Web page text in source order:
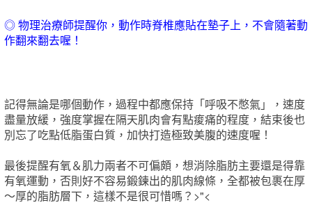
◎ 物理治療師提醒你，動作時脊椎應貼在墊子上，不會隨著動
作翻來翻去喔！
記得無論是哪個動作，過程中都應保持「呼吸不憋氣」，速度
盡量放緩，強度掌握在隔天肌肉會有點痠痛的程度，結束後也
別忘了吃點低脂蛋白質，加快打造極致美腹的速度喔！
最後提醒有氧＆肌力兩者不可偏頗，想消除脂肪主要還是得靠
有氧運動，否則好不容易鍛鍊出的肌肉線條，全都被包裹在厚
～厚的脂肪層下，這樣不是很可惜嗎？>"<